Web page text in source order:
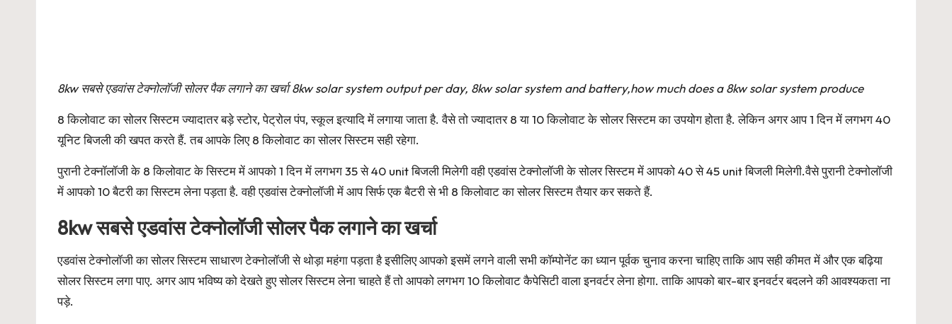
8kw सबसे एडवांस टेक्नोलॉजी सोलर पैक लगाने का खर्चा 8kw solar system output per day, 8kw solar system and battery,how much does a 8kw solar system produce
8 किलोवाट कासोलर सिस्टमज्यादातर बड़े स्टोर, पेट्रोल पंप, स्कूल इत्यादि में लगाया जाता है. वैसे तो ज्यादातर 8 या 10 किलोवाट के सोलर सिस्टम का उपयोग होता है. लेकिन अगर आप 1 दिन में लगभग 40
यूनिट बिजली की खपत करते हैं. तब आपके लिए 8 किलोवाट का सोलर सिस्टम सही रहेगा.
पुरानी टेक्नॉलॉजी के 8 किलोवाट के सिस्टम में आपको 1 दिन में लगभग 35 से 40 unit बिजली मिलेगी वही एडवांस टेक्नोलॉजी के सोलर सिस्टम में आपको 40 से 45 unit बिजली मिलेगी.वैसे पुरानी टेक्नोलॉजी
में आपको 10 बैटरी का सिस्टम लेना पड़ता है. वही एडवांस टेक्नोलॉजी में आप सिर्फ एक बैटरी से भी 8 किलोवाट का सोलर सिस्टम तैयार कर सकते हैं.
8kw सबसे एडवांस टेक्नोलॉजी सोलर पैक लगाने का खर्चा
एडवांस टेक्नोलॉजी का सोलर सिस्टम साधारण टेक्नोलॉजी से थोड़ा महंगा पड़ता है इसीलिए आपको इसमें लगने वाली सभी कॉम्पोनेंट का ध्यान पूर्वक चुनाव करना चाहिए ताकि आप सही कीमत में और एक बढ़िया
सोलर सिस्टम लगा पाए. अगर आप भविष्य को देखते हुए सोलर सिस्टम लेना चाहते हैं तो आपको लगभग 10 किलोवाट कैपेसिटी वाला इनवर्टर लेना होगा. ताकि आपको बार-बार इनवर्टर बदलने की आवश्यकता ना
पड़े.